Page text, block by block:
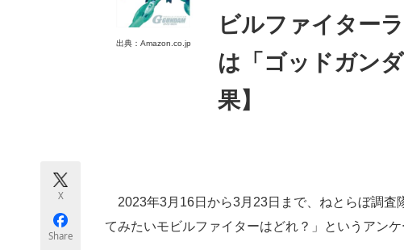
ITエンジニア向け専門サイト
モノづくり技術者専門サイト
出典：Amazon.co.jp
ビルファイター
は「ゴッドガン
果】
X
Share
2023年3月16日から3月23日まで、ねとらぼ調査
てみたいモビルファイターはどれ？」というアンケ